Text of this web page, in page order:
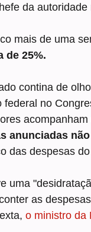
da autoridade
mais de uma
de 25%.
contina de
federal no
anunciadas
das despesas
uma
as
o ministro da